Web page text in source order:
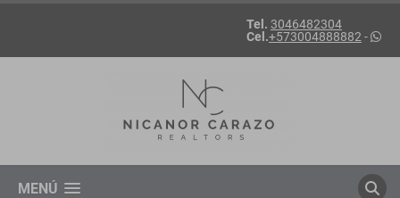
Tel. 3046482304
Cel.+573004888882 -
MENÚ